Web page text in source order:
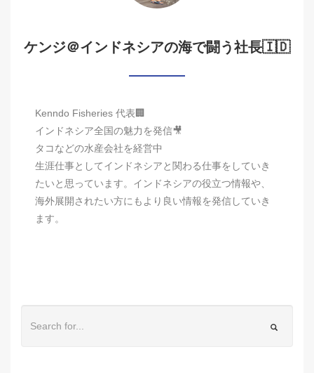
ケンジ＠インドネシアの海で闘う社長🇮🇩
Kenndo Fisheries 代表🏢
インドネシア全国の魅力を発信🎥
タコなどの水産会社を経営中
生涯仕事としてインドネシアと関わる仕事をしていき
たいと思っています。インドネシアの役立つ情報や、
海外展開されたい方にもより良い情報を発信していき
ます。